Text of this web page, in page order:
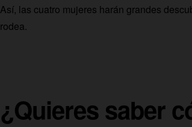
Así, las cuatro mujeres harán grandes
rodea.
¿Quieres saber